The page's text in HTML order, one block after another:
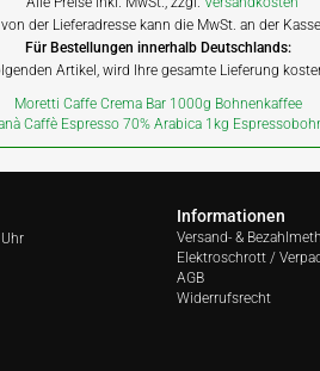
der Lieferadresse kann die MwSt. an der
Für Bestellungen innerhalb Deutschlands:
Artikel, wird Ihre gesamte Lieferung
Moretti Caffe Crema Bar 1000g Bohnenkaffee
Caffè Espresso 70% Arabica 1kg
Informationen
Versand- &
Elektroschrott /
AGB
Widerrufsrecht